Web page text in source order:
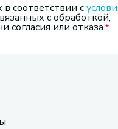
в соответствии с
с обработкой,
согласия или отказа.